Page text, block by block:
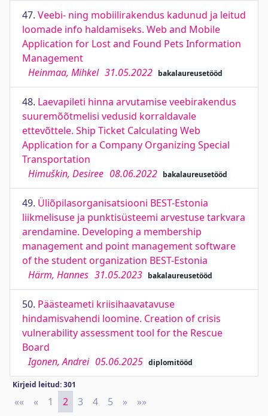
47. Veebi- ning mobiilirakendus kadunud ja leitud
loomade info haldamiseks. Web and Mobile
Application for Lost and Found Pets Information
Management
Heinmaa, Mihkel 31.05.2022 bakalaureusetööd
48. Laevapileti hinna arvutamise veebirakendus
suuremõõtmelisi vedusid korraldavale
ettevõttele. Ship Ticket Calculating Web
Application for a Company Organizing Special
Transportation
Himuškin, Desiree 08.06.2022 bakalaureusetööd
49. Üliõpilasorganisatsiooni BEST-Estonia
liikmelisuse ja punktisüsteemi arvestuse tarkvara
arendamine. Developing a membership
management and point management software
of the student organization BEST-Estonia
Härm, Hannes 31.05.2023 bakalaureusetööd
50. Päästeameti kriisihaavatavuse
hindamisvahendi loomine. Creation of crisis
vulnerability assessment tool for the Rescue
Board
Igonen, Andrei 05.06.2025 diplomitööd
Kirjeid leitud: 301
«« First
« Previous
1 2 3 4 5 » Next
»»